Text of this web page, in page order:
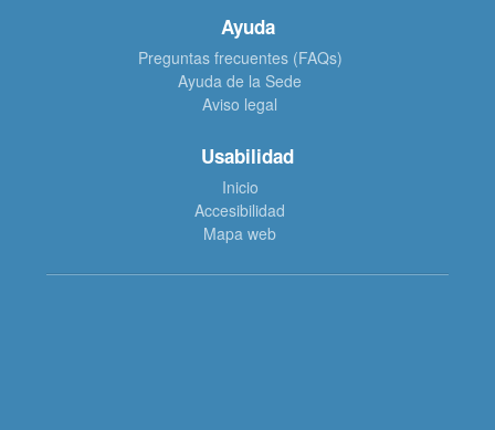
Ayuda
Preguntas frecuentes (FAQs)
Ayuda de la Sede
Aviso legal
Usabilidad
Inicio
Accesibilidad
Mapa web